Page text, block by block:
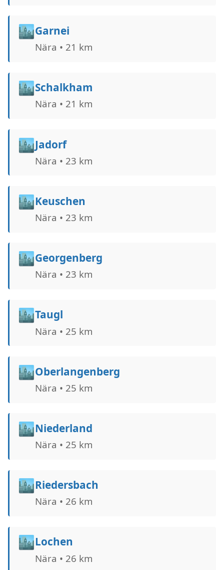
🏙️Garnei
Nära • 21 km
🏙️Schalkham
Nära • 21 km
🏙️Jadorf
Nära • 23 km
🏙️Keuschen
Nära • 23 km
🏙️Georgenberg
Nära • 23 km
🏙️Taugl
Nära • 25 km
🏙️Oberlangenberg
Nära • 25 km
🏙️Niederland
Nära • 25 km
🏙️Riedersbach
Nära • 26 km
🏙️Lochen
Nära • 26 km